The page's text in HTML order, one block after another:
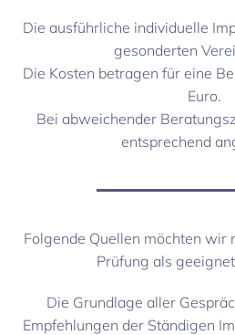
Die ausführliche individuelle
gesonderten
Die Kosten betragen für eine
Euro.
Bei abweichender
entsprechend
Folgende Quellen möchten wir
Prüfung als
Die Grundlage aller
Empfehlungen der Ständigen